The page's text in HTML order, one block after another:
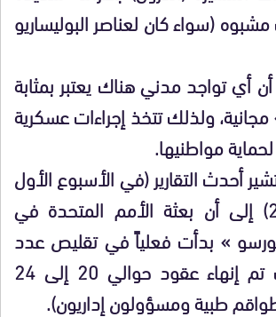
(سواء كان لعناصر البوليساريو
أن أي تواجد مدني هناك يعتبر بمثابة
ولذلك تتخذ إجراءات عسكرية
مواطنيها.
أحدث التقارير (في الأسبوع الأول
من مايو 2026) إلى أن بعثة الأمم المتحدة في
» بدأت فعلياً في تقليص عدد
موظفيها، حيث تم إنهاء عقود حوالي 20 إلى 24
طبية ومسؤولون إداريون).